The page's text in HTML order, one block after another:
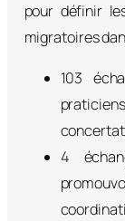
pour définir
migratoires
103
4